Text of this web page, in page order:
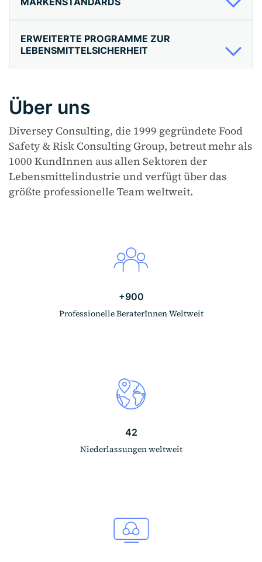
ERWEITERTE PROGRAMME ZUR
LEBENSMITTELSICHERHEIT
Über uns
Diversey Consulting, die 1999 gegründete Food
Safety & Risk Consulting Group, betreut mehr als
1000 KundInnen aus allen Sektoren der
Lebensmittelindustrie und verfügt über das
größte professionelle Team weltweit.
+900
Professionelle BeraterInnen Weltweit
42
Niederlassungen weltweit